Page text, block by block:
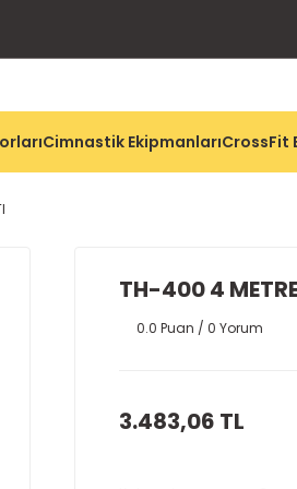
Cimnastik EkipmanlarıCrossFit
TH-400 4
0.0 Puan / 0 Yorum
3.483,06 TL